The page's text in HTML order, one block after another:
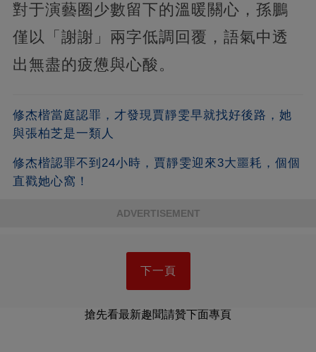
對于演藝圈少數留下的溫暖關心，孫鵬
僅以「謝謝」兩字低調回覆，語氣中透
出無盡的疲憊與心酸。
修杰楷當庭認罪，才發現賈靜雯早就找好後路，她
與張柏芝是一類人
修杰楷認罪不到24小時，賈靜雯迎來3大噩耗，個個
直戳她心窩！
ADVERTISEMENT
下一頁
搶先看最新趣聞請贊下面專頁